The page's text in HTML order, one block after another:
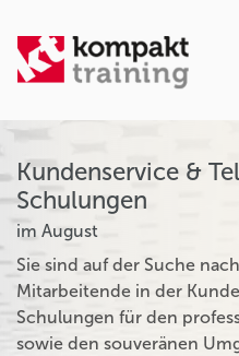
Kundenservice &
Schulungen
im August
Sie sind auf der Suche
Mitarbeitende in der
Schulungen für den
sowie den souveränen